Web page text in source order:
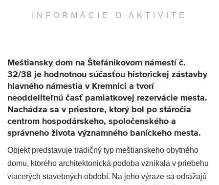
INFORMÁCIE O AKTIVITE
Meštiansky dom na Štefánikovom námestí č.
32/38 je hodnotnou súčasťou historickej zástavby
hlavného námestia v Kremnici a tvorí
neoddeliteľnú časť pamiatkovej rezervácie mesta.
Nachádza sa v priestore, ktorý bol po stáročia
centrom hospodárskeho, spoločenského a
správneho života významného baníckeho mesta.
Objekt predstavuje tradičný typ meštianskeho obytného
domu, ktorého architektonická podoba vznikala v priebehu
viacerých stavebných období. Na jeho výraze sa odrážajú